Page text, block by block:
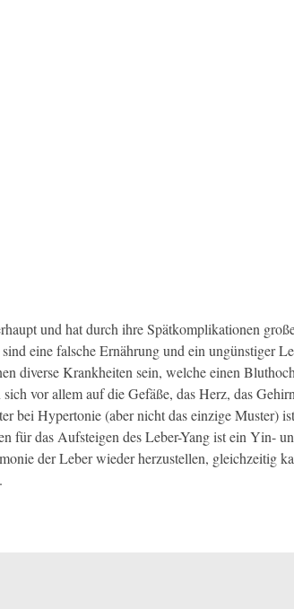
und hat durch ihre Spätkomplikationen
eine falsche Ernährung und ein ungünstiger
diverse Krankheiten sein, welche einen
vor allem auf die Gefäße, das Herz, das
bei Hypertonie (aber nicht das einzige Muster) ist
für das Aufsteigen des Leber-Yang ist ein Yin-
der Leber wieder herzustellen, gleichzeitig